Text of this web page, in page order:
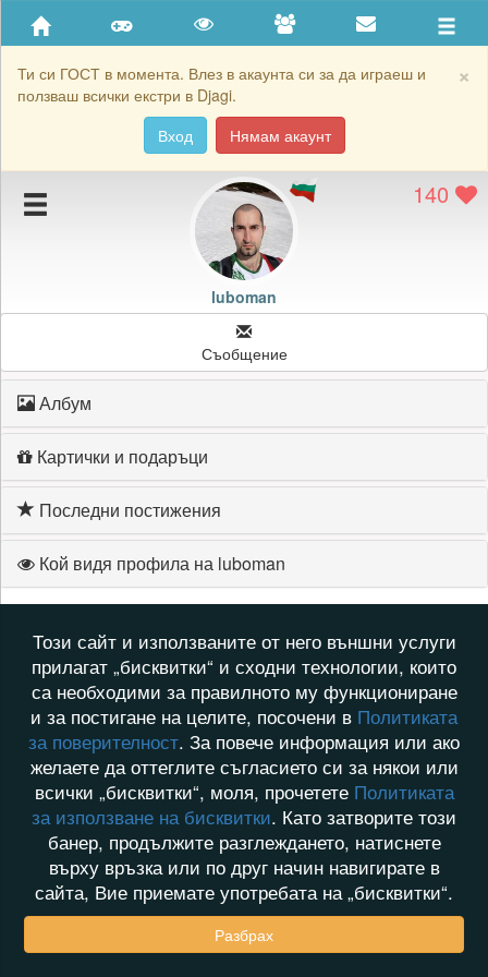
×
Ти си ГОСТ в момента. Влез в акаунта си за да играеш и
ползваш всички екстри в Djagi.
Вход
Нямам акаунт
Приятели
Хронология на игри
Подаръците на luboman
Картичките на luboman
140
luboman
Съобщение
Албум
Картички и подаръци
Последни постижения
Кой видя профила на luboman
Този сайт и използваните от него външни услуги
прилагат „бисквитки“ и сходни технологии, които
са необходими за правилното му функциониране
и за постигане на целите, посочени в Политиката
за поверителност. За повече информация или ако
желаете да оттеглите съгласието си за някои или
всички „бисквитки“, моля, прочетете Политиката
за използване на бисквитки. Като затворите този
банер, продължите разглеждането, натиснете
върху връзка или по друг начин навигирате в
сайта, Вие приемате употребата на „бисквитки“.
Разбрах